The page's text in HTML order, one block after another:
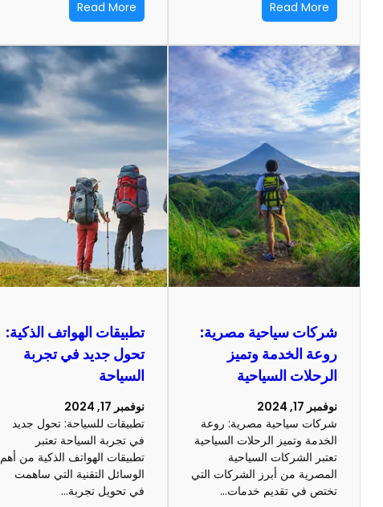
Read More
Read More
شركات سياحية مصرية:
روعة الخدمة وتميز
الرحلات السياحية
نوفمبر 17, 2024
شركات سياحية مصرية: روعة
الخدمة وتميز الرحلات السياحية
تعتبر الشركات السياحية
المصرية من أبرز الشركات التي
تختص في تقديم خدمات…
تطبيقات الهواتف الذكية:
تحول جديد في تجربة
السياحة
نوفمبر 17, 2024
تطبيقات للسياحة: تحول جديد
في تجربة السياحة تعتبر
تطبيقات الهواتف الذكية من أهم
الوسائل التقنية التي ساهمت
في تحويل تجربة…